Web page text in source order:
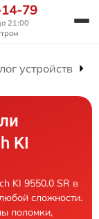
79
21:00
устройств
KI
KI 9550.0 SR в
сложности.
поломки,